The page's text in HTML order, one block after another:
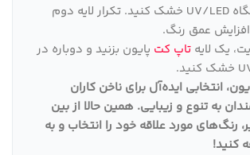
بزنید و در دستگاه UV/LED خشک کنید. تکرار لایه دوم
افزایش عمق رنگ.
یک لایه تاپ کت پایون بزنید و دوباره در
انتخابی ایده‌آل برای ناخن کاران
به تنوع و زیبایی. همین حالا از بین
رنگ‌های مورد علاقه خود را انتخاب و به
کنید!